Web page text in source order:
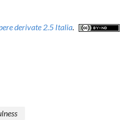
derivate 2.5 Italia.